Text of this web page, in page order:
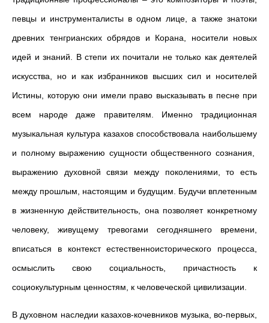
певцы и инструменталисты в одном лице, а также знатоки
древних тенгрианских обрядов и Корана, носители новых
идей и знаний. В степи их почитали не только как деятелей
искусства, но и как избранников высших сил и носителей
Истины, которую они имели право высказывать в песне при
всем народе даже правителям. Именно традиционная
музыкальная культура казахов способствовала наибольшему
и полному выражению сущности общественного сознания,
выражению духовной связи между поколениями, то есть
между прошлым, настоящим и будущим. Будучи вплетенным
в жизненную действительность, она позволяет конкретному
человеку, живущему тревогами сегодняшнего времени,
вписаться в контекст естественноисторического процесса,
осмыслить свою социальность, причастность к
социокультурным ценностям, к человеческой цивилизации.
В духовном наследии казахов-кочевников музыка, во-первых,